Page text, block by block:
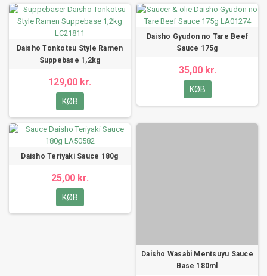
Daisho Tonkotsu Style Ramen
Suppebase 1,2kg
129,00 kr.
KØB
Daisho Gyudon no Tare Beef
Sauce 175g
35,00 kr.
KØB
Daisho Teriyaki Sauce 180g
25,00 kr.
KØB
Daisho Wasabi Mentsuyu Sauce
Base 180ml